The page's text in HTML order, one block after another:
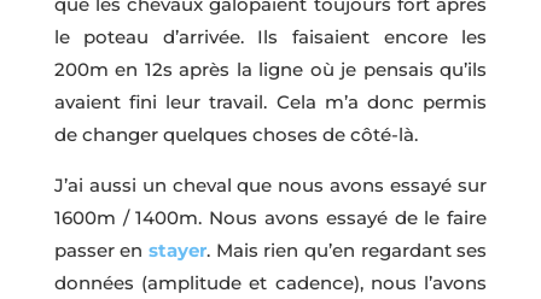
le poteau d’arrivée. Ils faisaient encore les
200m en 12s après la ligne où je pensais qu’ils
avaient fini leur travail. Cela m’a donc permis
de changer quelques choses de côté-là.
J’ai aussi un cheval que nous avons essayé sur
1600m / 1400m. Nous avons essayé de le faire
passer enstayer. Mais rien qu’en regardant ses
données (amplitude et cadence), nous l’avons